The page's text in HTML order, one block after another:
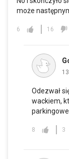
może
6 16
Odezwał
wackiem,
8 3